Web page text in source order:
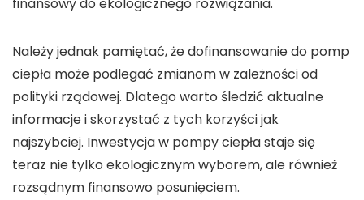
Należy jednak pamiętać, żedofinansowanie do pomp
ciepła może podlegać zmianom w zależności od
polityki rządowej. Dlatego warto śledzić aktualne
informacje i skorzystać z tych korzyści jak
najszybciej. Inwestycja w pompy ciepłastaje się
teraz nie tylko ekologicznym wyborem, ale również
rozsądnym finansowo posunięciem.